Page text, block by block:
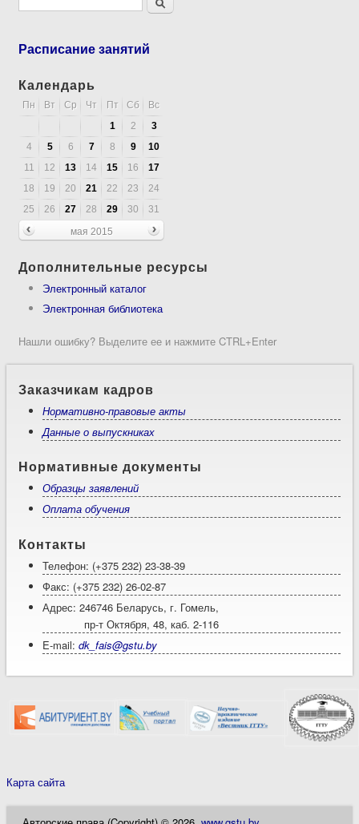
Расписание занятий
Календарь
Пн Вт Ср Чт Пт Сб
Вс
1
2
3
4
5 6 7 8 9
10
11
12 13 14 15 16
17
18
19 20 21 22 23
24
25
26 27 28 29 30
31
мая 2015
Дополнительные ресурсы
Электронный каталог
Электронная библиотека
Нашли ошибку? Выделите ее и нажмите CTRL+Enter
Заказчикам кадров
Нормативно-правовые акты
Данные о выпускниках
Нормативные документы
Образцы заявлений
Оплата обучения
Контакты
Телефон: (+375 232) 23-38-39
Факс: (+375 232) 26-02-87
Адрес: 246746 Беларусь, г. Гомель,
пр-т Октября, 48, каб. 2-116
E-mail:dk_fais@gstu.by
Карта сайта